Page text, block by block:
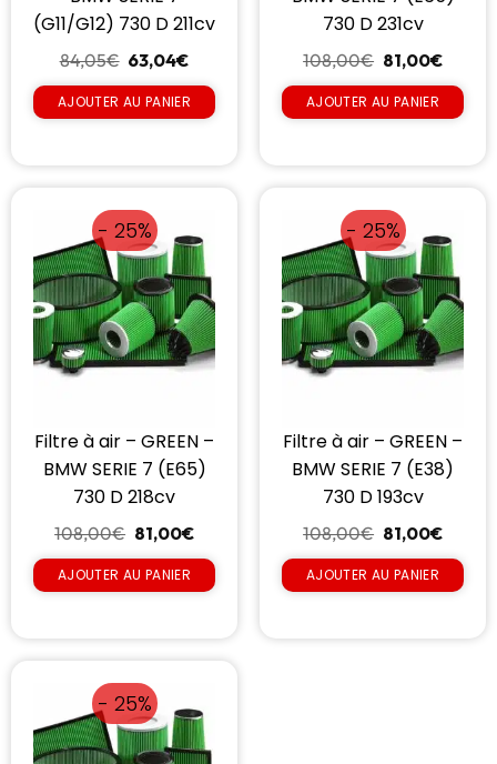
(G11/G12) 730 D 211cv
84,05€ 63,04€
AJOUTER AU PANIER
730 D 231cv
108,00€ 81,00€
AJOUTER AU PANIER
- 25%
Filtre à air – GREEN –
BMW SERIE 7 (E65)
730 D 218cv
108,00€ 81,00€
AJOUTER AU PANIER
- 25%
Filtre à air – GREEN –
BMW SERIE 7 (E38)
730 D 193cv
108,00€ 81,00€
AJOUTER AU PANIER
- 25%